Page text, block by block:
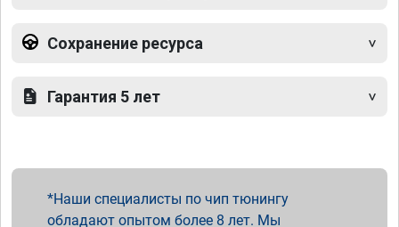
Сохранение ресурса
Гарантия 5 лет
Наши специалисты по чип тюнингу
обладают опытом более 8 лет. Мы